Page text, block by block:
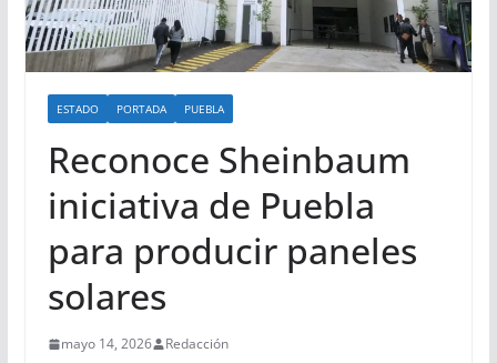
ESTADO PORTADA PUEBLA
Reconoce Sheinbaum
iniciativa de Puebla
para producir paneles
solares
mayo 14, 2026 Redacción